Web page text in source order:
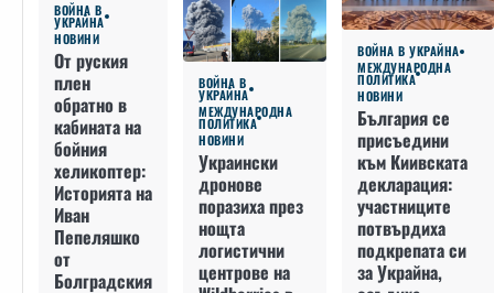
ВОЙНА В
УКРАЙНА
НОВИНИ
От руския
плен
обратно в
кабината на
бойния
хеликоптер:
Историята на
Иван
Пепеляшко
от
Болградския
ВОЙНА В
УКРАЙНА
МЕЖДУНАРОДНА
ПОЛИТИКА
НОВИНИ
Украински
дронове
поразиха през
нощта
логистични
центрове на
ВОЙНА В УКРАЙНА
МЕЖДУНАРОДНА
ПОЛИТИКА
НОВИНИ
България се
присъедини
към Киивската
декларация:
участниците
потвърдиха
подкрепата си
за Украйна,